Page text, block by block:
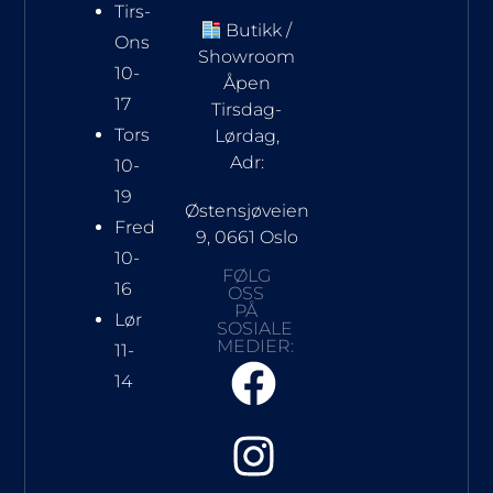
Tirs-
Ons
10-
17
Tors
10-
19
Fred
10-
16
Lør
11-
14
Butikk /
Showroom
Åpen
Tirsdag-
Lørdag,
Adr:
Østensjøveien
9, 0661 Oslo
FØLG
OSS
PÅ
SOSIALE
MEDIER: